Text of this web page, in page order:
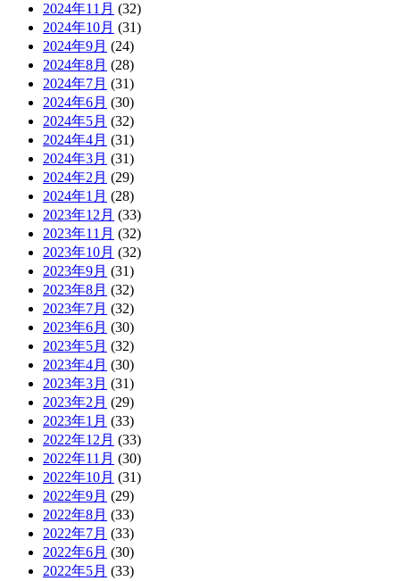
2024年11月 (32)
2024年10月 (31)
2024年9月 (24)
2024年8月 (28)
2024年7月 (31)
2024年6月 (30)
2024年5月 (32)
2024年4月 (31)
2024年3月 (31)
2024年2月 (29)
2024年1月 (28)
2023年12月 (33)
2023年11月 (32)
2023年10月 (32)
2023年9月 (31)
2023年8月 (32)
2023年7月 (32)
2023年6月 (30)
2023年5月 (32)
2023年4月 (30)
2023年3月 (31)
2023年2月 (29)
2023年1月 (33)
2022年12月 (33)
2022年11月 (30)
2022年10月 (31)
2022年9月 (29)
2022年8月 (33)
2022年7月 (33)
2022年6月 (30)
2022年5月 (33)